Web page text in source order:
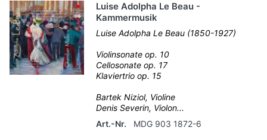
Luise Adolpha Le Beau -
Kammermusik
Luise Adolpha Le Beau (1850-1927)
Violinsonate op. 10
Cellosonate op. 17
Klaviertrio op. 15
Bartek Niziol, Violine
Denis Severin, Violon...
Art.-Nr.
MDG 903 1872-6